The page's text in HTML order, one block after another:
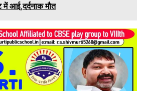
आई,दर्दनाक मौत